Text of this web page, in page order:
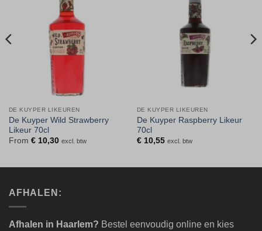
DE KUYPER LIKEUREN
De Kuyper Wild Strawberry
Likeur 70cl
From €10,30 excl. btw
DE KUYPER LIKEUREN
De Kuyper Raspberry Likeur
70cl
€10,55 excl. btw
AFHALEN:
Afhalen in Haarlem? Bestel eenvoudig online en kies